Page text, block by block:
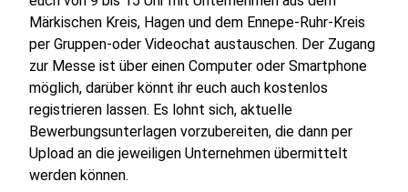
Märkischen Kreis, Hagen und dem Ennepe-Ruhr-Kreis
per Gruppen-oder Videochat austauschen. Der Zugang
zur Messe ist über einen Computer oder Smartphone
möglich, darüber könnt ihr euch auch kostenlos
registrieren lassen. Es lohnt sich, aktuelle
Bewerbungsunterlagen vorzubereiten, die dann per
Upload an die jeweiligen Unternehmen übermittelt
werden können.